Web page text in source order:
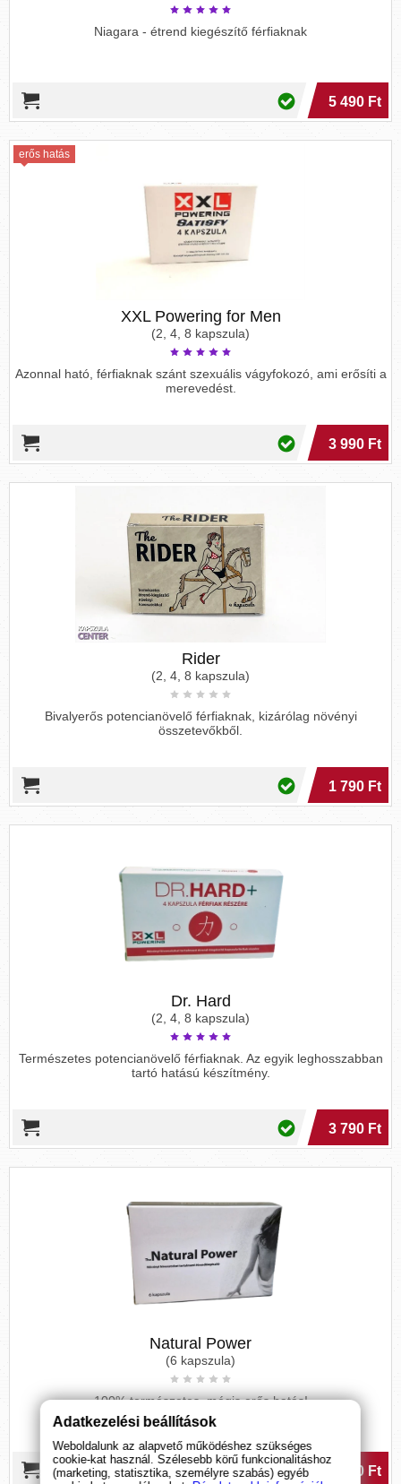
Niagara - étrend kiegészítő férfiaknak
5 490 Ft
erős hatás
XXL Powering for Men
(2, 4, 8 kapszula)
Azonnal ható, férfiaknak szánt szexuális vágyfokozó, ami erősíti a
merevedést.
3 990 Ft
Rider
(2, 4, 8 kapszula)
Bivalyerős potencianövelő férfiaknak, kizárólag növényi
összetevőkből.
1 790 Ft
Dr. Hard
(2, 4, 8 kapszula)
Természetes potencianövelő férfiaknak. Az egyik leghosszabban
tartó hatású készítmény.
3 790 Ft
Natural Power
(6 kapszula)
100% természetes, mégis erős hatás!
7 490 Ft
Adatkezelési beállítások
Weboldalunk az alapvető működéshez szükséges
cookie-kat használ. Szélesebb körű funkcionalitáshoz
(marketing, statisztika, személyre szabás) egyéb